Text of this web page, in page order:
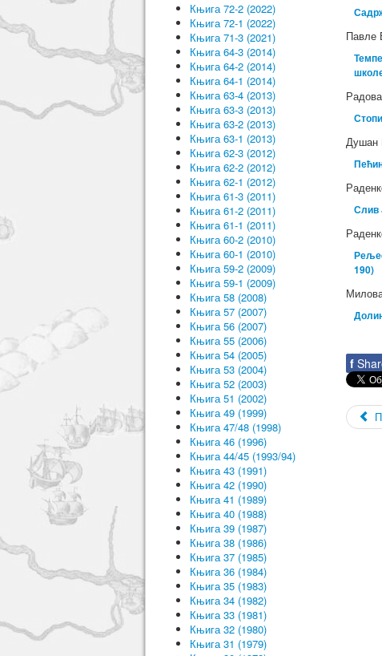
Књига 72-2 (2022)
Књига 72-1 (2022)
Књига 71-3 (2021)
Књига 64-3 (2014)
Књига 64-2 (2014)
Књига 64-1 (2014)
Књига 63-4 (2013)
Књига 63-3 (2013)
Књига 63-2 (2013)
Књига 63-1 (2013)
Књига 62-3 (2012)
Књига 62-2 (2012)
Књига 62-1 (2012)
Књига 61-3 (2011)
Књига 61-2 (2011)
Књига 61-1 (2011)
Књига 60-2 (2010)
Књига 60-1 (2010)
Књига 59-2 (2009)
Књига 59-1 (2009)
Књига 58 (2008)
Књига 57 (2007)
Књига 56 (2007)
Књига 55 (2006)
Књига 54 (2005)
Књига 53 (2004)
Књига 52 (2003)
Књига 51 (2002)
Књига 49 (1999)
Књига 47/48 (1998)
Књига 46 (1996)
Књига 44/45 (1993/94)
Књига 43 (1991)
Књига 42 (1990)
Књига 41 (1989)
Књига 40 (1988)
Књига 39 (1987)
Књига 38 (1986)
Књига 37 (1985)
Књига 36 (1984)
Књига 35 (1983)
Књига 34 (1982)
Књига 33 (1981)
Књига 32 (1980)
Књига 31 (1979)
Павле
Душан
Слив
190)
f